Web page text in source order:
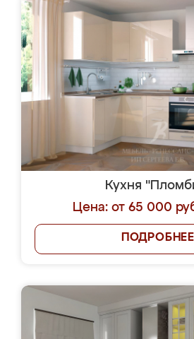
Кухня
Цена: от 65 000
ПОДРОБНЕЕ